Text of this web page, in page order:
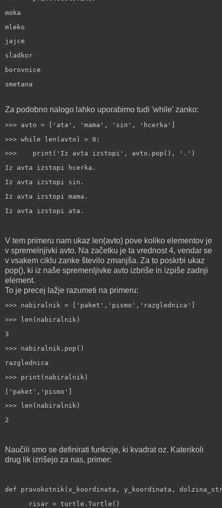
moka
mleko
jajce
sladkor
borovnice
smetana
Za podobno nalogo lahko uporabimo tudi 'while' zanko:
>>> avto = ['ata', 'mama', 'sin', 'hcerka']
>>> while len(avto) > 0:
>>>
print('Iz avta izstopi', avto.pop(), '.')
Iz avta izstopi hcerka.
Iz avta izstopi sin.
Iz avta izstopi mama.
Iz avta izstopi ata.
V tem primeru nam ukaz len(avto) pove koliko elementov je
v spremelnjivki avto. Na začetku je ta vrednost 4, vendar se
v vsakem ciklu zanke število zmanjša. Za to poskrbi ukaz
pop(), ki iz naše spremenljivke avto izbriše in izpiše zadnji
element.
To je precej lažje razumeti na primeru:
>>> nabiralnik = ['paket','pismo','razglednica']
>>> len(nabiralnik)
3
>>> nabiralnik.pop()
razglednica
>>> print(nabiralnik)
['paket','pismo']
>>> len(nabiralnik)
2
Naučili smo se definirati funkcije, ki kvadrat oz. Katerikoli
drug lik izrišejo za nas, primer:
def pravokotnik(x_koordinata, y_koordinata,
risar = turtle.Turtle()